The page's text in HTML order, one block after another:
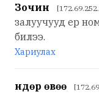
Зочин
залуучууд ер ном
билээ.
Хариулах
Өндөр өвөө